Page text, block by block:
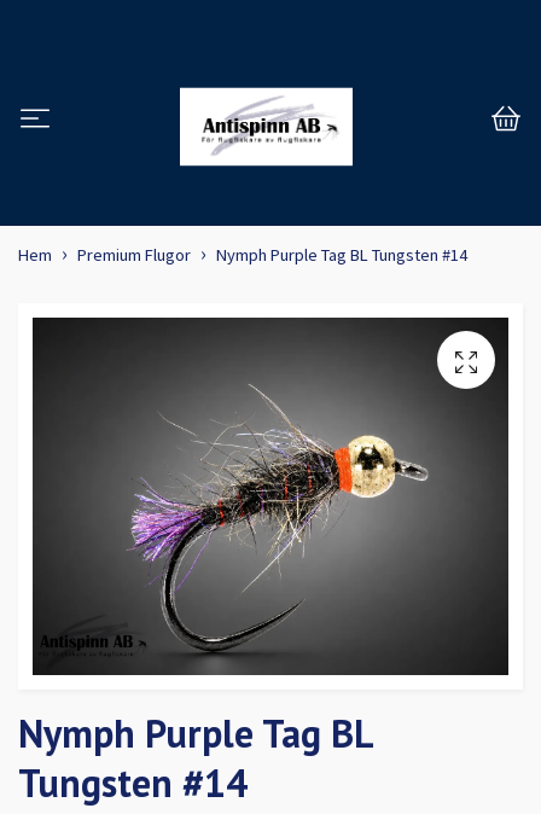
Hem Premium Flugor Nymph Purple Tag BL Tungsten #14
Nymph Purple Tag BL
Tungsten #14